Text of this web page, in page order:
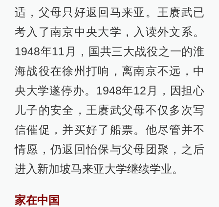
适，父母只好返回马来亚。王赓武已
考入了南京中央大学，入读外文系。
1948年11月，国共三大战役之一的淮
海战役在徐州打响，离南京不远，中
央大学遂停办。1948年12月，因担心
儿子的安全，王赓武父母不仅多次写
信催促，并买好了船票。他尽管并不
情愿，仍返回怡保与父母团聚，之后
进入新加坡马来亚大学继续学业。
家在中国